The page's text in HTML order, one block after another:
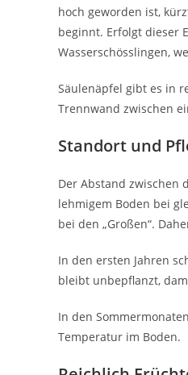
hoch geworden ist,
beginnt. Erfolgt dieser
Wasserschösslingen,
Säulenäpfel gibt es in
Trennwand zwischen
Standort und
Der Abstand zwischen
lehmigem Boden bei
bei den „Großen“.
In den ersten Jahren
bleibt unbepflanzt,
In den
Temperatur im Boden.